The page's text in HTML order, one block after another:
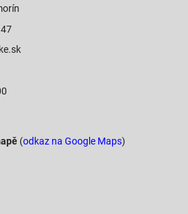
(odkaz na Google Maps)